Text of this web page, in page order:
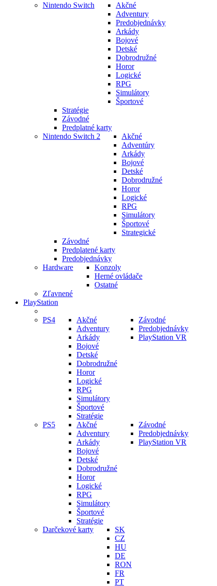
Nintendo Switch
Akčné
Adventury
Predobjednávky
Arkády
Bojové
Detské
Dobrodružné
Horor
Logické
RPG
Simulátory
Športové
Stratégie
Závodné
Predplatné karty
Nintendo Switch 2
Akčné
Adventúry
Arkády
Bojové
Detské
Dobrodružné
Horor
Logické
RPG
Simulátory
Športové
Strategické
Závodné
Predplatené karty
Predobjednávky
Hardware
Konzoly
Herné ovládače
Ostatné
Zľavnené
PlayStation
PS4
Akčné
Adventury
Arkády
Bojové
Detské
Dobrodružné
Horor
Logické
RPG
Simulátory
Športové
Stratégie
Závodné
Predobjednávky
PlayStation VR
PS5
Akčné
Adventury
Arkády
Bojové
Detské
Dobrodružné
Horor
Logické
RPG
Simulátory
Športové
Stratégie
Závodné
Predobjednávky
PlayStation VR
Darčekové karty
SK
CZ
HU
DE
RON
FR
PT